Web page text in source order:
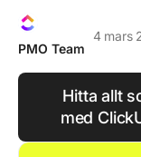
PMO Team
4 mars
Hitta allt
med